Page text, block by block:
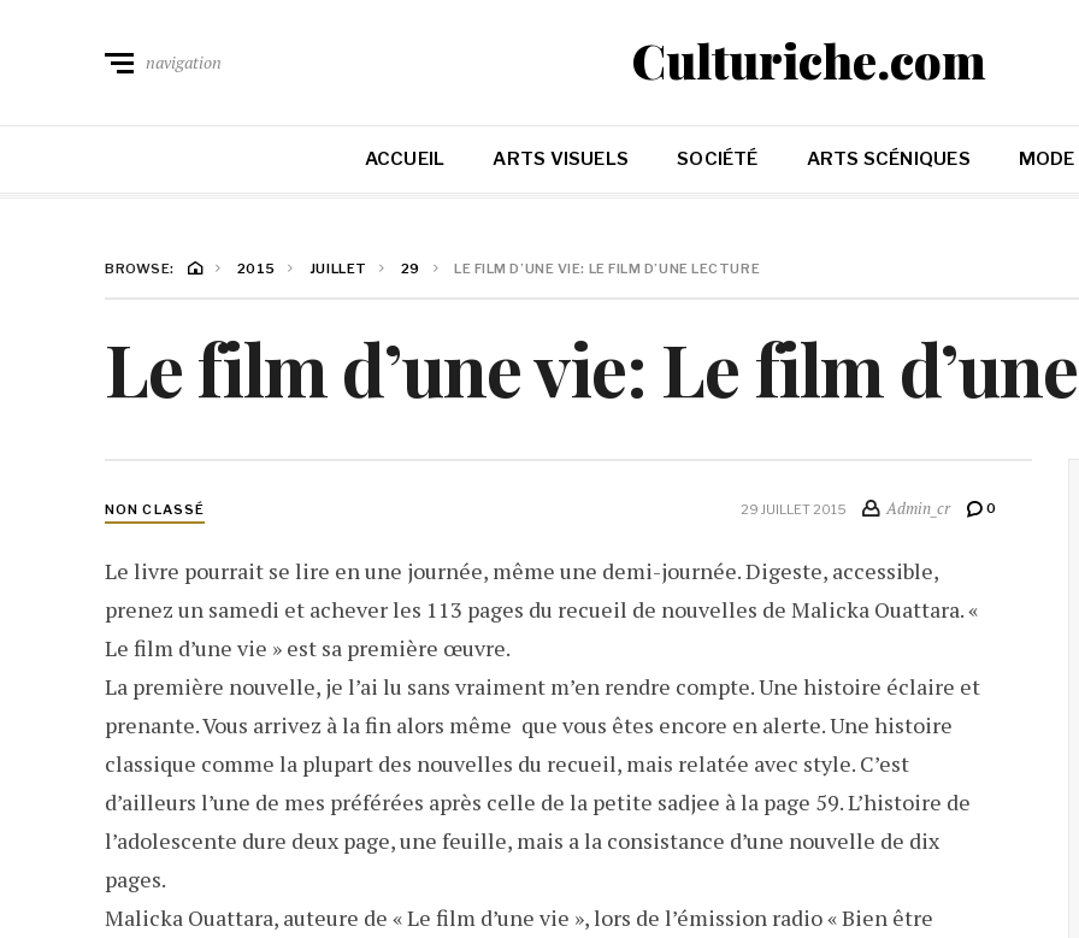
Culturiche.com
navigation
ACCUEIL ARTS VISUELS SOCIÉTÉ ARTS SCÉNIQUES MODE
BROWSE: 2015 JUILLET 29 LE FILM D’UNE VIE: LE FILM D’UNE LECTURE
Le film d’une vie: Le film
NON CLASSÉ 29 JUILLET 2015 Admin_cr 0
Le livre pourrait se lire en une journée, même une demi-journée. Digeste, accessible,
prenez un samedi et achever les 113 pages du recueil de nouvelles de Malicka Ouattara. «
Le film d’une vie » est sa première œuvre.
La première nouvelle, je l’ai lu sans vraiment m’en rendre compte. Une histoire éclaire et
prenante. Vous arrivez à la fin alors même que vous êtes encore en alerte. Une histoire
classique comme la plupart des nouvelles du recueil, mais relatée avec style. C’est
d’ailleurs l’une de mes préférées après celle de la petite sadjee à la page 59. L’histoire de
l’adolescente dure deux page, une feuille, mais a la consistance d’une nouvelle de dix
pages.
Malicka Ouattara, auteure de « Le film d’une vie », lors de l’émission radio « Bien être